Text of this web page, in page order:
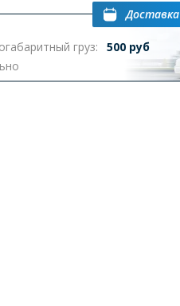
груз:
500 руб
Доставка